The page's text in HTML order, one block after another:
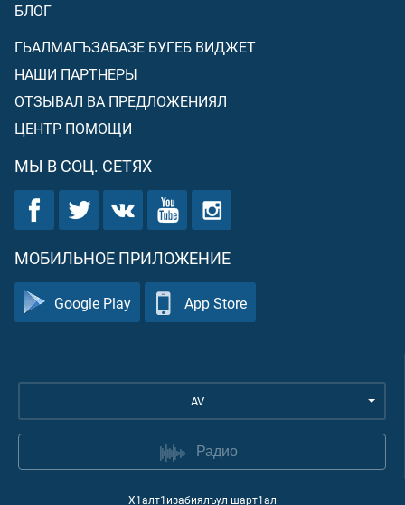
БЛОГ
ГЬАЛМАГЪЗАБАЗЕ БУГЕБ ВИДЖЕТ
НАШИ ПАРТНЕРЫ
ОТЗЫВАЛ ВА ПРЕДЛОЖЕНИЯЛ
ЦЕНТР ПОМОЩИ
МЫ В СОЦ. СЕТЯХ
МОБИЛЬНОЕ ПРИЛОЖЕНИЕ
Google Play App Store
AV
Радио
Х1алт1изабиялъул шарт1ал